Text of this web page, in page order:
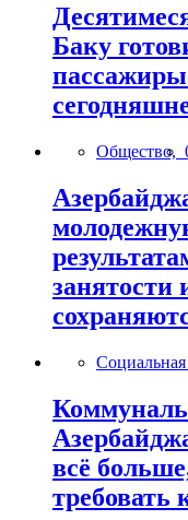
Баку
пассажиры
Общество,
занятости
Социальная
всё
требовать